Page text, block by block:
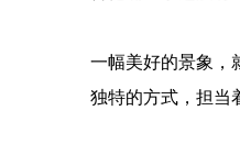
一幅美好的景象，
独特的方式，担当